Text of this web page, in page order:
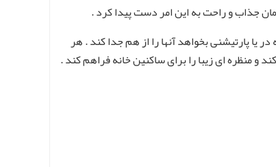
جذاب و راحت به این امر دست پیدا کرد .
پارتیشنی بخواهد آنها را از هم جدا کند . هر
و منظره ای زیبا را برای ساکنین خانه فراهم کند .